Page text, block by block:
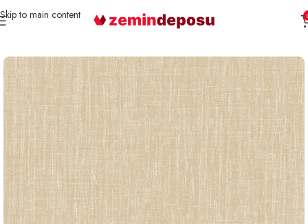
Skip to main content